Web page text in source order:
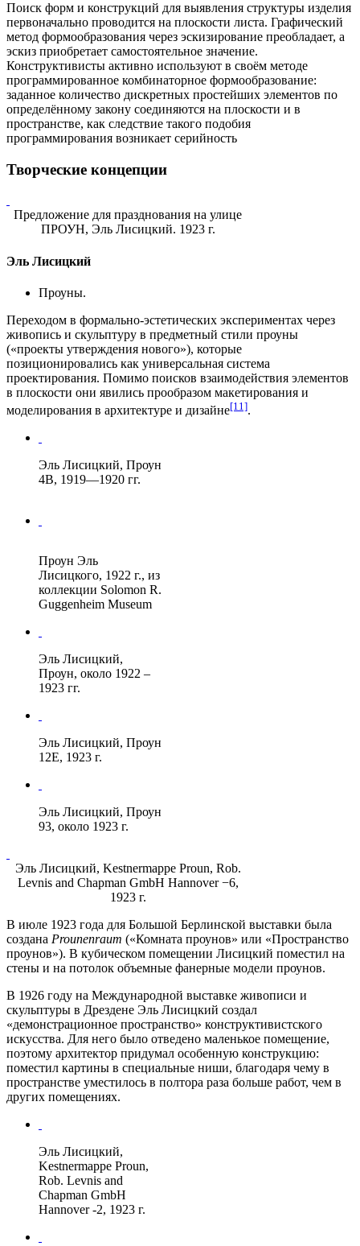
Поиск форм и конструкций для выявления структуры изделия
первоначально проводится на плоскости листа. Графический
метод формообразования через эскизирование преобладает, а
эскиз приобретает самостоятельное значение.
Конструктивисты активно используют в своём методе
программированное комбинаторное формообразование:
заданное количество дискретных простейших элементов по
определённому закону соединяются на плоскости и в
пространстве, как следствие такого подобия
программирования возникает серийность
Творческие концепции
Предложение для празднования на улице
ПРОУН, Эль Лисицкий. 1923 г.
Эль Лисицкий
Проуны.
Переходом в формально-эстетических экспериментах через
живопись и скульптуру в предметный стили проуны
(«проекты утверждения нового»), которые
позиционировались как универсальная система
проектирования. Помимо поисков взаимодействия элементов
в плоскости они явились прообразом макетирования и
моделирования в архитектуре и дизайне[11].
Эль Лисицкий, Проун
4В, 1919—1920 гг.
Проун Эль
Лисицкого, 1922 г., из
коллекции Solomon R.
Guggenheim Museum
Эль Лисицкий,
Проун, около 1922 –
1923 гг.
Эль Лисицкий, Проун
12E, 1923 г.
Эль Лисицкий, Проун
93, около 1923 г.
Эль Лисицкий, Kestnermappe Proun, Rob.
Levnis and Chapman GmbH Hannover −6,
1923 г.
В июле 1923 года для Большой Берлинской выставки была
создана Prounenraum («Комната проунов» или «Пространство
проунов»). В кубическом помещении Лисицкий поместил на
стены и на потолок объемные фанерные модели проунов.
В 1926 году на Международной выставке живописи и
скульптуры в Дрездене Эль Лисицкий создал
«демонстрационное пространство» конструктивистского
искусства. Для него было отведено маленькое помещение,
поэтому архитектор придумал особенную конструкцию:
поместил картины в специальные ниши, благодаря чему в
пространстве уместилось в полтора раза больше работ, чем в
других помещениях.
Эль Лисицкий,
Kestnermappe Proun,
Rob. Levnis and
Chapman GmbH
Hannover -2, 1923 г.